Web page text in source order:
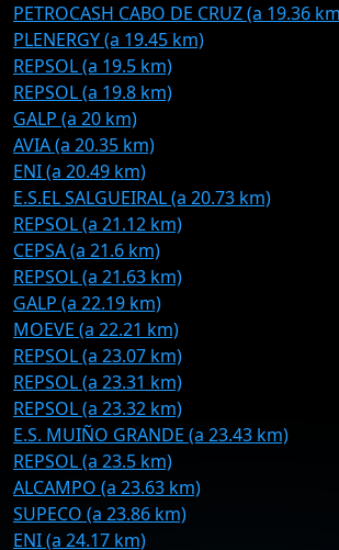
PETROCASH CABO DE CRUZ (a 19.36
PLENERGY (a 19.45 km)
REPSOL (a 19.5 km)
REPSOL (a 19.8 km)
GALP (a 20 km)
AVIA (a 20.35 km)
ENI (a 20.49 km)
E.S.EL SALGUEIRAL (a 20.73 km)
REPSOL (a 21.12 km)
CEPSA (a 21.6 km)
REPSOL (a 21.63 km)
GALP (a 22.19 km)
MOEVE (a 22.21 km)
REPSOL (a 23.07 km)
REPSOL (a 23.31 km)
REPSOL (a 23.32 km)
E.S. MUIÑO GRANDE (a 23.43 km)
REPSOL (a 23.5 km)
ALCAMPO (a 23.63 km)
SUPECO (a 23.86 km)
ENI (a 24.17 km)